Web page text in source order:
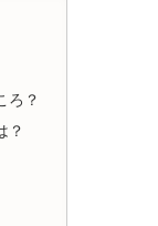
ろ？
？